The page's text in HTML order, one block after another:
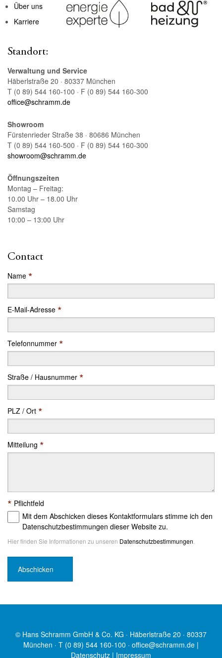
Über uns
Karriere
Contact
Name *
E-Mail-Adresse *
Telefonnummer *
Straße / Hausnummer *
PLZ / Ort *
Mitteilung *
* Pflichtfeld
Mit dem Abschicken dieses Kontaktformulars stimme ich den
Datenschutzbestimmungen dieser Website zu.
Hier finden Sie Informationen zu unseren Datenschutzbestimmungen
Standort:
Verwaltung und Service
Häberlstraße 20 · 80337 München
T (0 89) 544 160-100 · F (0 89) 544 160-300
office@schramm.de
Showroom
Fürstenrieder Straße 38 · 80686 München
T (0 89) 544 160-500 · F (0 89) 544 160-300
showroom@schramm.de
Öffnungszeiten
Montag – Freitag:
10.00 Uhr – 18.00 Uhr
Samstag
10:00 – 13:00 Uhr
© Hans Schramm GmbH & Co. KG · Häberlstraße 20 · 80337
München · T (0 89) 544 160-100 · office@schramm.de |
Datenschutz | Impressum